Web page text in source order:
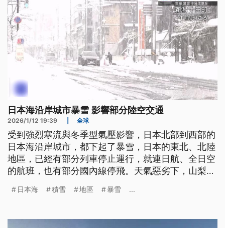
日本海沿岸城市暴雪 影響部分陸空交通
2026/1/12 19:39 全球
受到強烈寒流與冬季型氣壓影響，日本北部到西部的
日本海沿岸城市，都下起了暴雪，日本的東北、北陸
地區，已經有部分列車停止運行，就連日航、全日空
的航班，也有部分國內線停飛。天氣惡劣下，山梨縣
燒第5日，還無法撲滅。
日本海 積雪 地區 暴雪 ...